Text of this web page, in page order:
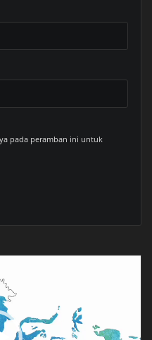
pada peramban ini untuk